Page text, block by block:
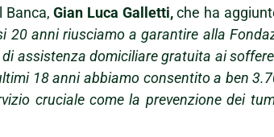
Banca,Gian Luca Galletti,che ha
20 anni riusciamo a garantire alla
assistenza domiciliare gratuita ai
18 anni abbiamo consentito a ben
cruciale come la prevenzione dei